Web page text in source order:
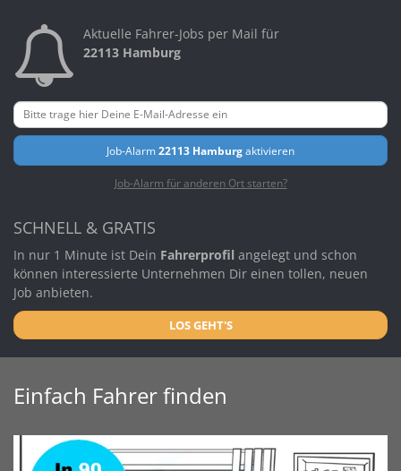
Aktuelle Fahrer-Jobs per Mail für
22113 Hamburg
Job-Alarm22113 Hamburgaktivieren
Job-Alarm für anderen Ort starten?
SCHNELL & GRATIS
In nur 1 Minute ist Dein Fahrerprofil angelegt und schon
können interessierte Unternehmen Dir einen tollen, neuen
Job anbieten.
LOS GEHT'S
Einfach Fahrer finden